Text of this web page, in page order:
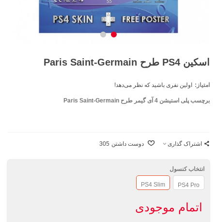
اسکین PS4 طرح Paris Saint-Germain
امتیاز: اولین نفری باشید که نظر می‌دهد!
برچسب پلی استیشن 4 آی گیمر طرح Paris Saint-Germain
اشتراک گذاری دوست داشتن 305
انتخاب کنسول
PS4 Pro
PS4 Slim
اتمام موجودی